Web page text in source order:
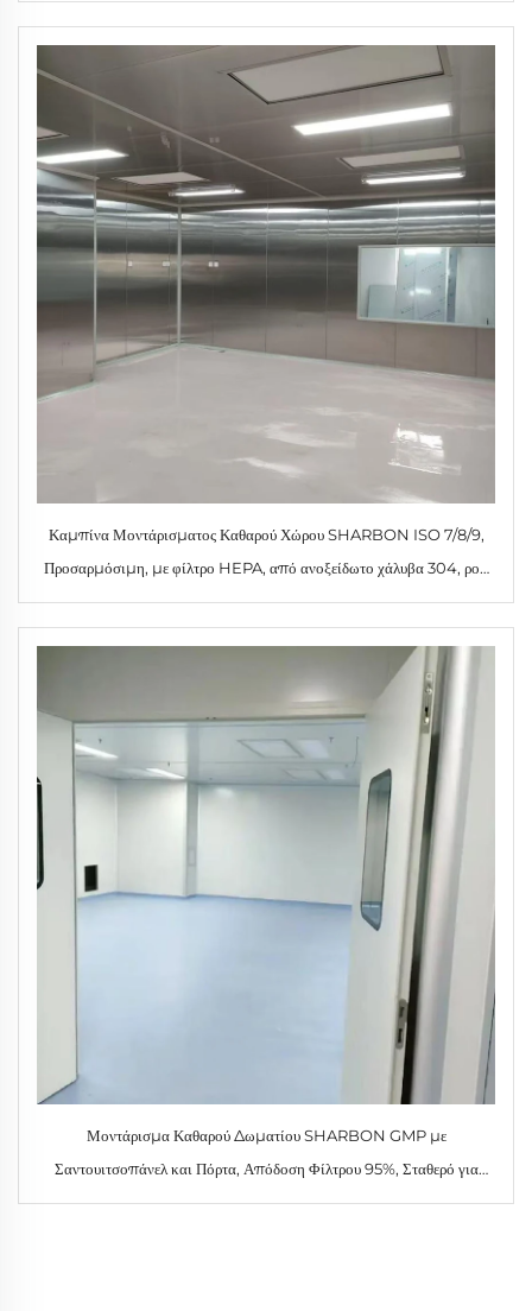
Καμπίνα Μοντάρισματος Καθαρού Χώρου SHARBON ISO 7/8/9,
Προσαρμόσιμη, με φίλτρο HEPA, από ανοξείδωτο χάλυβα 304, ροή
αέρα 875 CFM, σταθερή διαμόρφωση
Μοντάρισμα Καθαρού Δωματίου SHARBON GMP με
Σαντουιτσοπάνελ και Πόρτα, Απόδοση Φίλτρου 95%, Σταθερό για
Βιομηχανική Χρήση